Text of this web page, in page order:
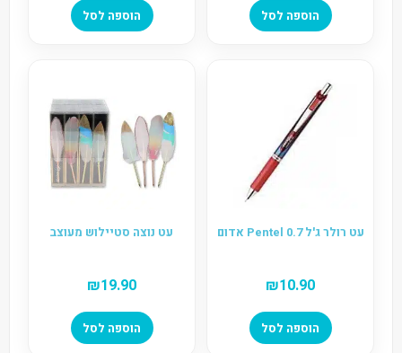
הוספה לסל הוספה לסל
עט רולר ג'ל 0.7 Pentel אדום
₪10.90
הוספה לסל
עט נוצה סטיילוש מעוצב
₪19.90
הוספה לסל